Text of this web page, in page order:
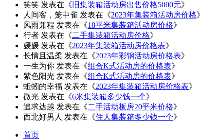
笑笑 发表在《 旧集装箱活动房出售价格5000元》
人间客，笼中雀 发表在《2023年集装箱活动房价格》
风雨兼程 发表在《18平米集装箱活动房价格》
行者 发表在《二手集装箱活动房价格》
媛媛 发表在《2023年集装箱活动房价格表》
长情且温柔 发表在《2023年彩钢活动房价格表》
一生为你 发表在《组合K式活动房的价格表》
紫色阳光 发表在《组合K式活动房的价格表》
蚯蚓的幸福 发表在《2023年集装箱活动房价格表》
微光 发表在《6米集装箱多少钱一个》
追求达越 发表在《二手活动板房20平米价格》
西北好男人 发表在《住人集装箱多少钱一个》
首页